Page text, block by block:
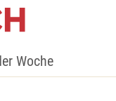
Woche